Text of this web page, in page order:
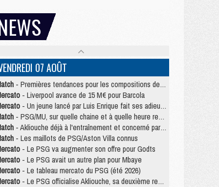
07 AOÛT
- Premières tendances pour les compositions de PSG/MU
- Liverpool avance de 15 M€ pour Barcola
- Un jeune lancé par Luis Enrique fait ses adieux au PSG
- PSG/MU, sur quelle chaine et à quelle heure regarder le match ?
- Akliouche déjà à l'entraînement et concerné par PSG/MU ?
- Les maillots de PSG/Aston Villa connus
- Le PSG va augmenter son offre pour Godts
- Le PSG avait un autre plan pour Mbaye
- Le tableau mercato du PSG (été 2026)
- Le PSG officialise Akliouche, sa deuxième recrue de l’été